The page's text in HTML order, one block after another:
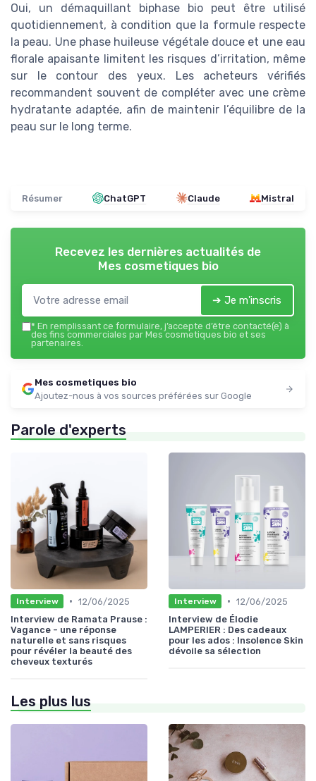
Oui, un démaquillant biphase bio peut être utilisé
quotidiennement, à condition que la formule respecte
la peau. Une phase huileuse végétale douce et une eau
florale apaisante limitent les risques d’irritation, même
sur le contour des yeux. Les acheteurs vérifiés
recommandent souvent de compléter avec une crème
hydratante adaptée, afin de maintenir l’équilibre de la
peau sur le long terme.
Résumer ChatGPT Claude Mistral
Recevez les dernières actualités de
Mes cosmetiques bio
➔ Je m'inscris
* En remplissant ce formulaire, j’accepte d’être contacté(e) à
des fins commerciales par Mes cosmetiques bio et ses
partenaires.
Mes cosmetiques bio
Ajoutez-nous à vos sources préférées sur Google
Parole d'experts
Interview • 12/06/2025
Interview de Ramata Prause :
Vagance - une réponse
naturelle et sans risques
pour révéler la beauté des
cheveux texturés
Interview • 12/06/2025
Interview de Élodie
LAMPERIER : Des cadeaux
pour les ados : Insolence Skin
dévoile sa sélection
Les plus lus